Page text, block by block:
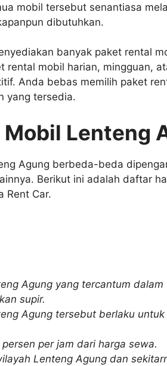
mobil tersebut senantiasa
dibutuhkan.
banyak paket rental
rental mobil harian, mingguan,
Anda bebas memilih paket
yang tersedia.
Mobil Lenteng
Agung berbeda-beda
Berikut ini adalah daftar
Rent Car.
Agung yang tercantum
supir.
Agung tersebut berlaku
per jam dari harga sewa.
Lenteng Agung dan